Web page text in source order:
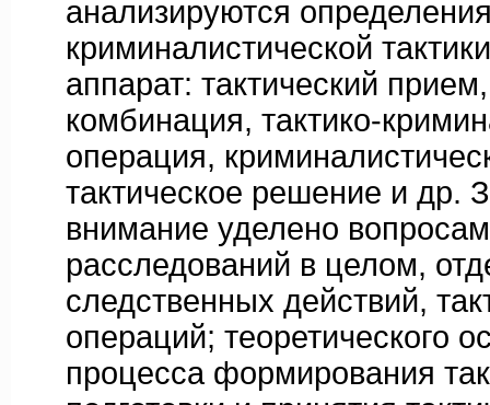
анализируются
криминалистической
аппарат: тактический
комбинация, тактико-
операция,
тактическое решение и др.
внимание уделено
расследований в целом,
следственных действий,
операций; теоретического
процесса формирования